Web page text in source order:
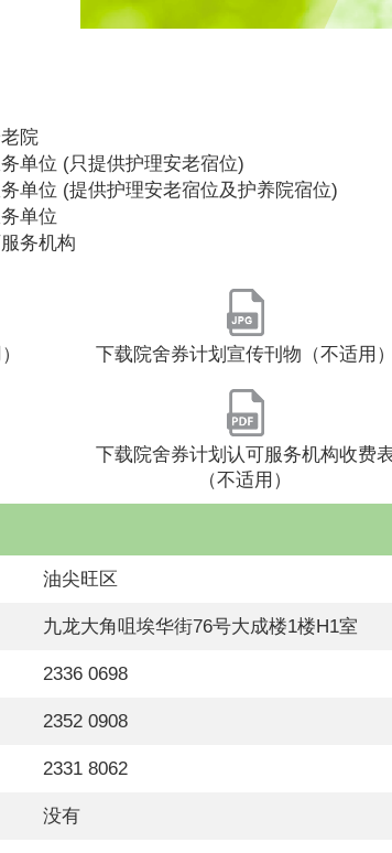
院
单位 (只提供护理安老宿位)
单位 (提供护理安老宿位及护养院宿位)
单位
务机构
下载院舍券计划宣传刊物（不适用）
下载院舍券计划认可服务机构收费
（不适用）
油尖旺区
九龙大角咀埃华街76号大成楼1楼H1室
2336 0698
2352 0908
2331 8062
没有